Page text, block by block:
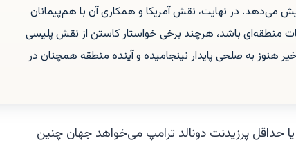
می‌دهد. در نهایت، نقش آمریکا و همکاری آن با هم‌پیمانان
منطقه‌ای باشد، هرچند برخی خواستار کاستن از نقش پلیسی
هنوز به صلحی پایدار نینجامیده و آینده منطقه همچنان در
یا حداقل پرزیدنت دونالد ترامپ می‌خواهد جهان چنین